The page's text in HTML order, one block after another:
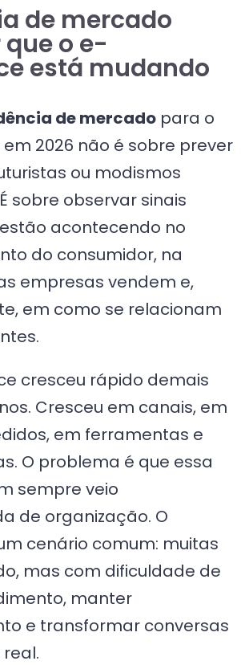
de mercado
que o e-
está mudando
de mercado para o
2026 não é sobre prever
ou modismos
sobre observar sinais
acontecendo no
do consumidor, na
empresas vendem e,
em como se relacionam
cresceu rápido demais
Cresceu em canais, em
em ferramentas e
O problema é que essa
sempre veio
de organização. O
cenário comum: muitas
mas com dificuldade de
manter
e transformar conversas